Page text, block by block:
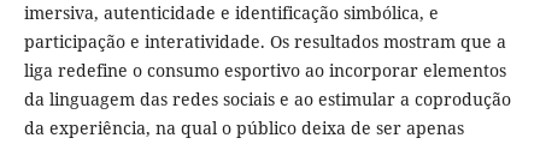
imersiva, autenticidade e identificação simbólica, e
participação e interatividade. Os resultados mostram que a
liga redefine o consumo esportivo ao incorporar elementos
da linguagem das redes sociais e ao estimular a coprodução
da experiência, na qual o público deixa de ser apenas